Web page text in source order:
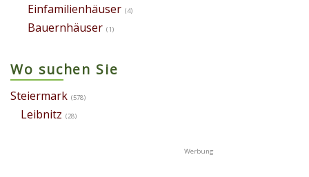
Einfamilienhäuser (4)
Bauernhäuser (1)
Wo suchen Sie
Steiermark (578)
Leibnitz (28)